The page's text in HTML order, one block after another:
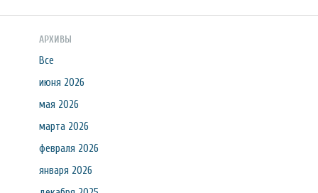
АРХИВЫ
Все
июня 2026
мая 2026
марта 2026
февраля 2026
января 2026